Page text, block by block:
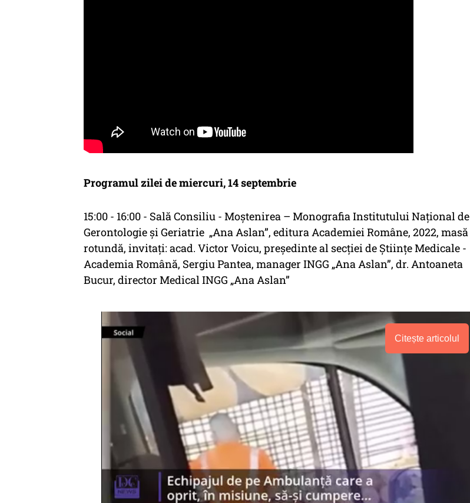
Programul zilei de miercuri, 14 septembrie
15:00 - 16:00 - Sală Consiliu - Moștenirea – Monografia Institutului Național de
Gerontologie și Geriatrie „Ana Aslan”, editura Academiei Române, 2022, masă
rotundă, invitați: acad. Victor Voicu, președinte al secției de Științe Medicale -
Academia Română, Sergiu Pantea, manager INGG „Ana Aslan”, dr. Antoaneta
Bucur, director Medical INGG „Ana Aslan”
Citește articolul